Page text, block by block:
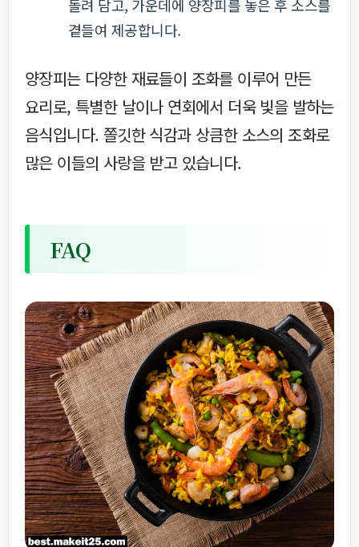
돌려 담고, 가운데에 양장피를 놓은 후 소스를
곁들여 제공합니다.
양장피는 다양한 재료들이 조화를 이루어 만든
요리로, 특별한 날이나 연회에서 더욱 빛을 발하는
음식입니다. 쫄깃한 식감과 상큼한 소스의 조화로
많은 이들의 사랑을 받고 있습니다.
FAQ